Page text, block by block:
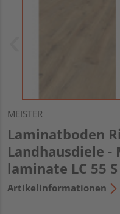
MEISTER
Laminatboden
Landhausdiele -
laminate LC 55 S
Artikelinformationen